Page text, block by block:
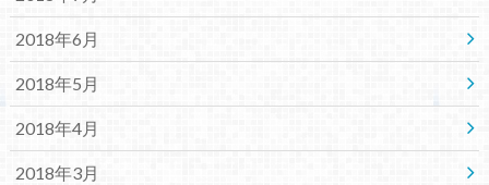
2018年6月
2018年5月
2018年4月
2018年3月